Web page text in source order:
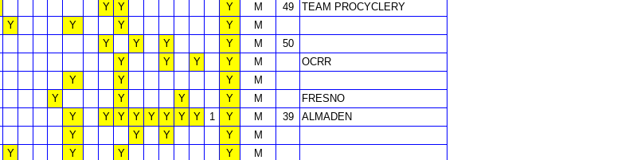
Y Y Y M 49
TEAM PROCYCLERY
Y Y Y Y
M
Y Y Y Y M
50
Y Y Y Y M
OCRR
Y Y Y
M
Y Y Y Y M
FRESNO
Y Y Y Y Y Y Y Y 1 Y M 39
ALMADEN
Y Y Y Y
M
Y Y Y Y
M